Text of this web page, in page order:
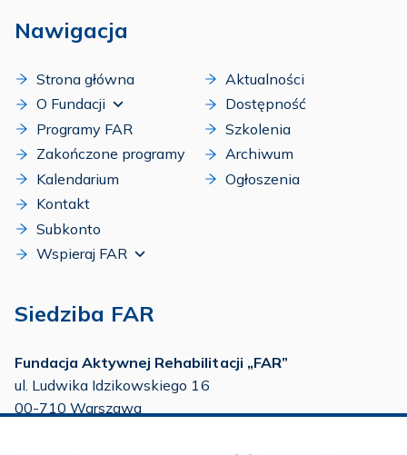
Nawigacja
Strona główna
O Fundacji
Programy FAR
Zakończone programy
Kalendarium
Kontakt
Subkonto
Wspieraj FAR
Aktualności
Dostępność
Szkolenia
Archiwum
Ogłoszenia
Siedziba FAR
Fundacja Aktywnej Rehabilitacji „FAR”
ul. Ludwika Idzikowskiego 16
00-710 Warszawa